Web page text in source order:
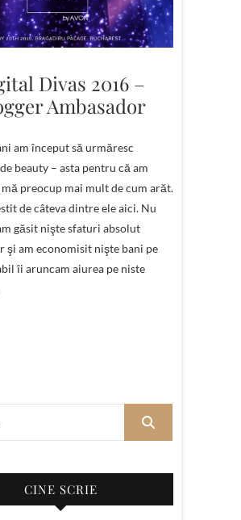
Divas 2016 –
Ambasador
am început să urmăresc
beauty – asta pentru că am
preocup mai mult de cum arăt.
de câteva dintre ele aici. Nu
găsit nişte sfaturi absolut
şi am economisit nişte bani pe
îi aruncam aiurea pe niste
CINE SCRIE